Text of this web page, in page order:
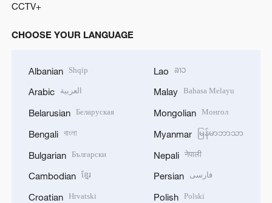
CCTV+
CHOOSE YOUR LANGUAGE
Albanian Shqip
Arabic العربية
Belarusian Беларуская
Bengali বাংলা
Bulgarian Български
Cambodian ខ្មែរ
Croatian Hrvatski
Lao ລາວ
Malay Bahasa Melayu
Mongolian Монгол
Myanmar မြန်မာဘာသာ
Nepali नेपाली
Persian فارسی
Polish Polski